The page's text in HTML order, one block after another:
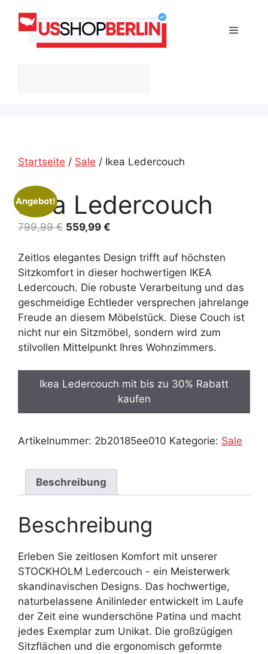
Inhalt
springen
Menü
Startseite / Sale / Ikea Ledercouch
Angebot!
Ikea Ledercouch
799,99€ Ursprünglicher
war:
799,99 €
559,99 €
ist:
559,99 €.
Zeitlos elegantes Design trifft auf höchsten
Sitzkomfort in dieser hochwertigen IKEA
Ledercouch. Die robuste Verarbeitung und das
geschmeidige Echtleder versprechen jahrelange
Freude an diesem Möbelstück. Diese Couch ist
nicht nur ein Sitzmöbel, sondern wird zum
stilvollen Mittelpunkt Ihres Wohnzimmers.
Ikea Ledercouch mit bis zu 30% Rabatt
kaufen
Artikelnummer: 2b20185ee010 Kategorie: Sale
Beschreibung
Beschreibung
Erleben Sie zeitlosen Komfort mit unserer
STOCKHOLM Ledercouch - ein Meisterwerk
skandinavischen Designs. Das hochwertige,
naturbelassene Anilinleder entwickelt im Laufe
der Zeit eine wunderschöne Patina und macht
jedes Exemplar zum Unikat. Die großzügigen
Sitzflächen und die ergonomisch geformte